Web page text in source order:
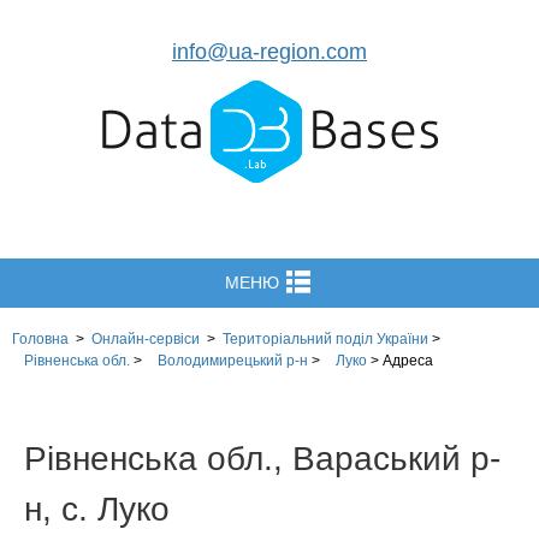
info@ua-region.com
МЕНЮ
Головна > Онлайн-сервіси > Територіальний поділ України >
Рівненська обл. > Володимирецький р-н > Луко > Адреса
Рівненська обл., Вараський р-
н, с. Луко